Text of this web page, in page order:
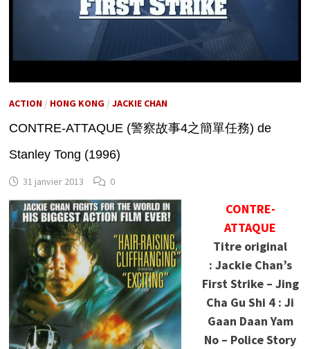
ACTION/ HONG KONG/ JACKIE CHAN
CONTRE-ATTAQUE (警察故事4之簡單任務) de
Stanley Tong (1996)
31 janvier 2013 0
CONTRE-
ATTAQUE
Titre original
: Jackie Chan’s
First Strike – Jing
Cha Gu Shi 4 : Ji
Gaan Daan Yam
No – Police Story